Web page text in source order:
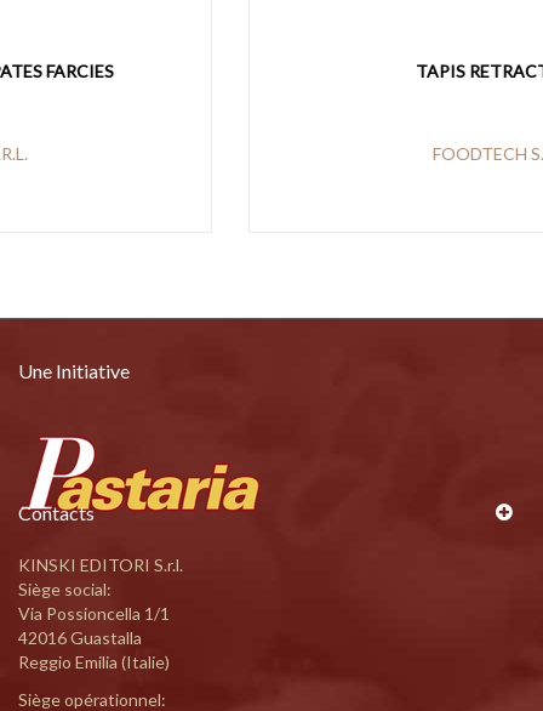
Une Initiative
Contacts
KINSKI EDITORI S.r.l.
Siège social:
Via Possioncella 1/1
42016 Guastalla
Reggio Emilia (Italie)
Siège opérationnel: